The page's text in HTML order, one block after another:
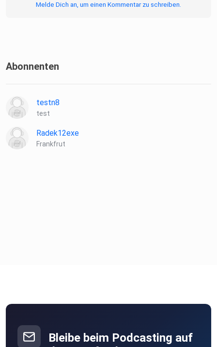
Melde Dich an, um einen Kommentar zu schreiben.
Abonnenten
testn8
test
Radek12exe
Frankfrut
Bleibe beim Podcasting auf